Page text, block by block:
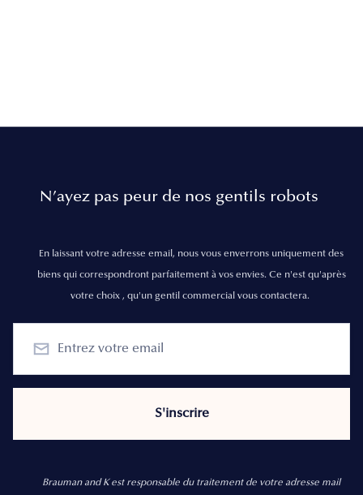
N’ayez pas peur de nos gentils robots
En laissant votre adresse email, nous vous enverrons uniquement des
biens qui correspondront parfaitement à vos envies. Ce n'est qu'après
votre choix , qu'un gentil commercial vous contactera.
Brauman and K est responsable du traitement de votre adresse mail